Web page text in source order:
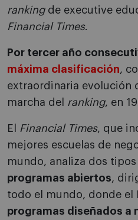
rankingde executive
Financial Times.
Por tercer año
máxima clasificación,
extraordinaria evolución
marcha del
ranking, en
El Financial Times, que
mejores escuelas de
mundo, analiza dos
programas abiertos,
todo el mundo, donde el
programas diseñados a